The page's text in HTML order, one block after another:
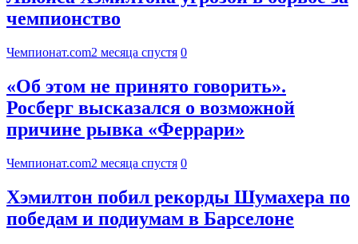
чемпионство
Чемпионат.com2 месяца спустя 0
«Об этом не принято говорить».
Росберг высказался о возможной
причине рывка «Феррари»
Чемпионат.com2 месяца спустя 0
Хэмилтон побил рекорды Шумахера по
победам и подиумам в Барселоне